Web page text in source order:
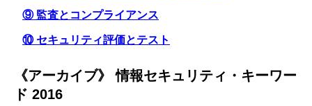
⑨ 監査とコンプライアンス
⑩ セキュリティ評価とテスト
《アーカイブ》 情報セキュリティ・キーワー
ド 2016